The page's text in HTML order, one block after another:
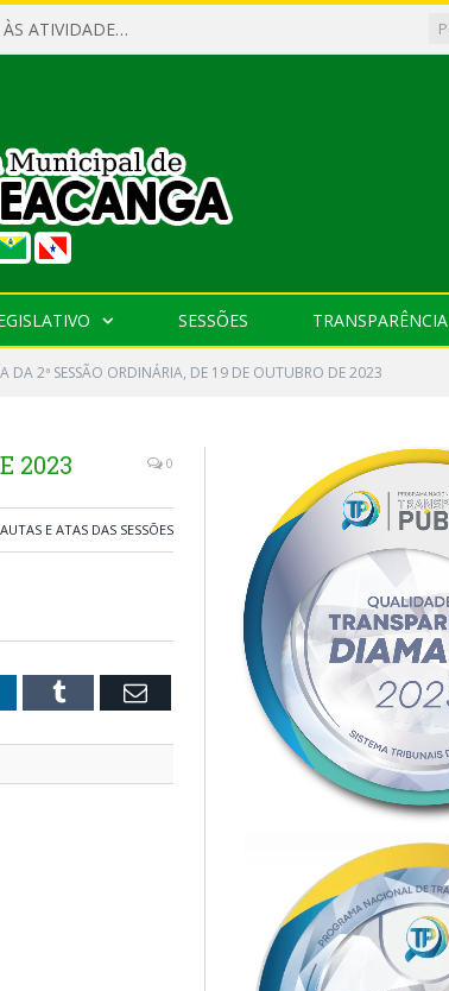
SERVIDORES DA CÂMARA MUNICIPAL RETORNAM ÀS ATIVIDADES APÓS O RECESSO PARLAMENTAR
SESSÕES TRANSPARÊNCIA
DA 2ª SESSÃO ORDINÁRIA, DE 19 DE OUTUBRO DE 2023
2023 0
E ATAS DAS SESSÕES
Tumblr Email